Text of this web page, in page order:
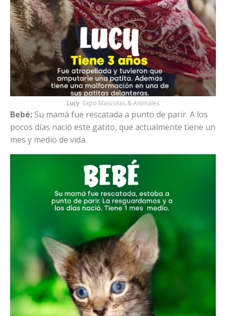
Lucy Expo Mascotas & Animales
Bebé:Su mamá fue rescatada a punto de parir. A los
pocos días nació este gatito, que actualmente tiene un
mes y medio de vida.